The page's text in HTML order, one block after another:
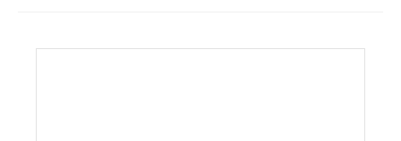
Willkommensbildschrim/Video